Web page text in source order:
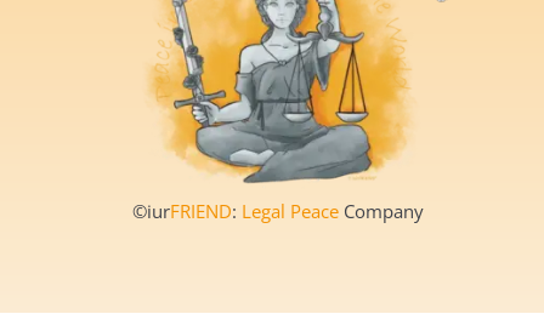
©iurFRIEND: Legal Peace Company